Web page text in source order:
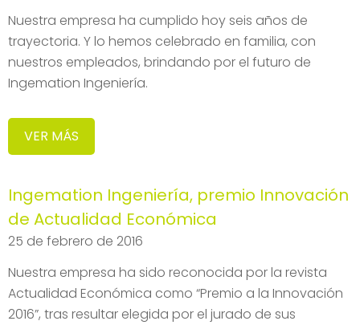
Nuestra empresa ha cumplido hoy seis años de
trayectoria. Y lo hemos celebrado en familia, con
nuestros empleados, brindando por el futuro de
Ingemation Ingeniería.
VER MÁS
Ingemation Ingeniería, premio Innovación
de Actualidad Económica
25 de febrero de 2016
Nuestra empresa ha sido reconocida por la revista
Actualidad Económica como “Premio a la Innovación
2016”, tras resultar elegida por el jurado de sus